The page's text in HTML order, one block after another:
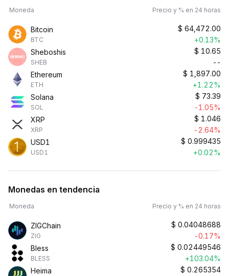
Moneda Precio y % en 24 horas
Bitcoin
BTC
$ 64,472.00
+0.13%
Sheboshis
SHEB
$ 10.65
--
Ethereum
ETH
$ 1,897.00
+1.22%
Solana
SOL
$ 73.39
-1.05%
XRP
XRP
$ 1.046
-2.64%
USD1
USD1
$ 0.999435
+0.02%
Monedas en tendencia
Moneda Precio y % en 24 horas
ZIGChain
ZIG
$ 0.04048688
-0.17%
Bless
BLESS
$ 0.02449546
+103.04%
Heima
$ 0.265354